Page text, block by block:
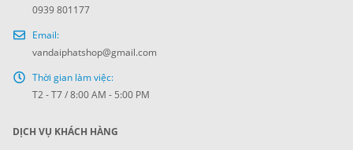
0939 801177
Email:
vandaiphatshop@gmail.com
Thời gian làm việc:
T2 - T7 / 8:00 AM - 5:00 PM
DỊCH VỤ KHÁCH HÀNG